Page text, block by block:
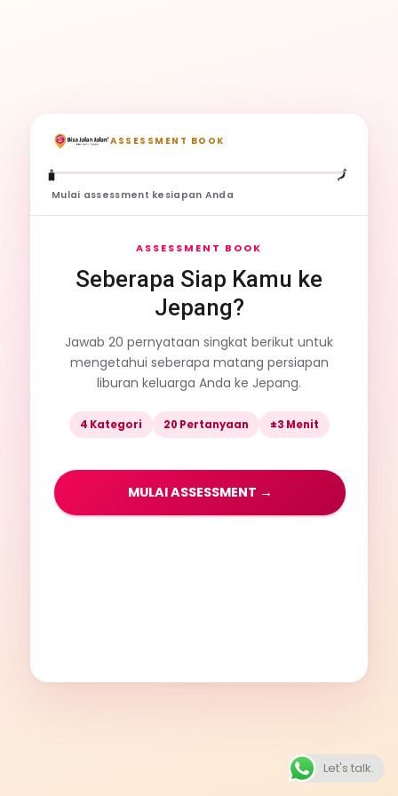
ASSESSMENT BOOK
🧳 🗾
Mulai assessment kesiapan Anda
ASSESSMENT BOOK
Seberapa Siap Kamu ke
Jepang?
Jawab 20 pernyataan singkat berikut untuk
mengetahui seberapa matang persiapan
liburan keluarga Anda ke Jepang.
4 Kategori 20 Pertanyaan ±3 Menit
MULAI ASSESSMENT →
Let's talk.